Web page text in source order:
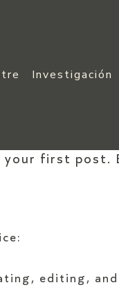
Investigación
your first
editing,